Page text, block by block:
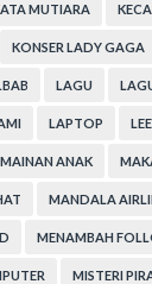
MUTIARA
KONSER LADY GAGA
LAGU
LAPTOP
MAINAN ANAK
MANDALA
MENAMBAH
MISTERI